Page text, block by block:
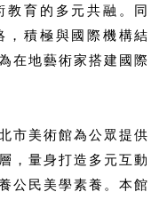
育的多元共融。同
積極與國際機構結
在地藝術家搭建國際
市美術館為公眾提供
，量身打造多元互動
公民美學素養。本館